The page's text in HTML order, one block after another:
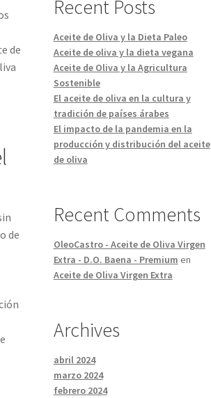
de
de
Recent Posts
Aceite de Oliva y la Dieta Paleo
Aceite de oliva y la dieta vegana
Aceite de Oliva y la Agricultura
Sostenible
El aceite de oliva en la cultura y
tradición de países árabes
El impacto de la pandemia en la
producción y distribución del aceite
de oliva
Recent Comments
OleoCastro - Aceite de Oliva Virgen
Extra - D.O. Baena - Premium en
Aceite de Oliva Virgen Extra
Archives
abril 2024
marzo 2024
febrero 2024